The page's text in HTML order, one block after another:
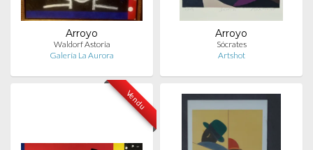
Arroyo
Waldorf Astoria
Galería La Aurora
Arroyo
Sócrates
Artshot
Vendu